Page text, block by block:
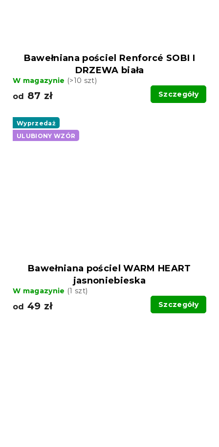
Bawełniana pościel Renforcé SOBI I
DRZEWA biała
W magazynie (>10 szt)
od 87 zł Szczegóły
Wyprzedaż
ULUBIONY WZÓR
Bawełniana pościel WARM HEART
jasnoniebieska
W magazynie (1 szt)
od 49 zł Szczegóły